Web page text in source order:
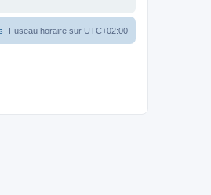
Fuseau horaire sur UTC+02:00